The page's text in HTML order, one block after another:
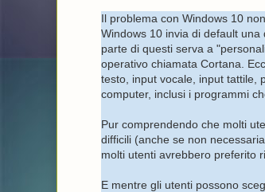
Il problema con Windows 10
Windows 10 invia di default
parte di questi serva a
operativo chiamata Cortana.
testo, input vocale, input tattile,
computer, inclusi i programmi
Pur comprendendo che molti
difficili (anche se non
molti utenti avrebbero preferito
E mentre gli utenti possono